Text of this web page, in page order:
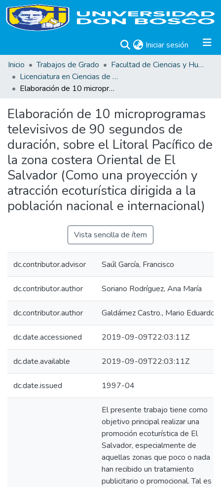
Iniciar sesión (current)
Inicio
Trabajos de Grado
Facultad de Ciencias y Humanidades
Licenciatura en Ciencias de la Comunicación
Elaboración de 10 microprogramas televisivos de 90 segundos de duración, sobre el Litoral Pacífico de la zona costera Oriental de El Salvador (Como una proyección y atracción ecoturística dirigida a la población nacional e internacional)
Elaboración de 10 microprogramas
televisivos de 90 segundos de
duración, sobre el Litoral Pacífico de
la zona costera Oriental de El
Salvador (Como una proyección y
atracción ecoturística dirigida a la
población nacional e internacional)
Vista sencilla de ítem
dc.contributor.advisor Saúl García, Francisco
dc.contributor.author Soriano Rodríguez, Ana María
dc.contributor.author Galdámez Castro., Mario Eduardo
dc.date.accessioned 2019-09-09T22:03:11Z
dc.date.available 2019-09-09T22:03:11Z
dc.date.issued 1997-04
El presente trabajo tiene como
objetivo principal realizar una
promoción ecoturística de El
Salvador, especialmente de
aquellas zonas que poco o nada
han recibido un tratamiento
publicitario o promocional. Tal es el